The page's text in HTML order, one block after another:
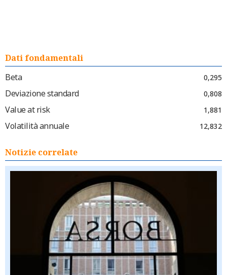
Dati fondamentali
Beta
0,295
Deviazione standard 0,808
Value at risk 1,881
Volatilità annuale 12,832
Notizie correlate